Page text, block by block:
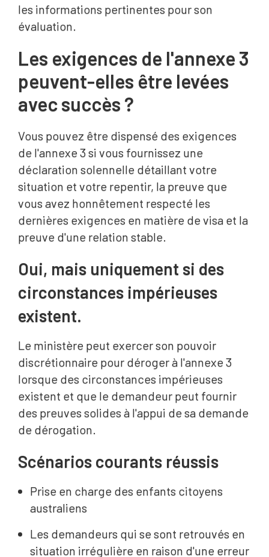
les informations pertinentes pour son
évaluation.
Les exigences de l'annexe 3
peuvent-elles être levées
avec succès ?
Vous pouvez être dispensé des exigences
de l'annexe 3 si vous fournissez une
déclaration solennelle détaillant votre
situation et votre repentir, la preuve que
vous avez honnêtement respecté les
dernières exigences en matière de visa et la
preuve d'une relation stable.
Oui, mais uniquement si des
circonstances impérieuses
existent.
Le ministère peut exercer son pouvoir
discrétionnaire pour déroger à l'annexe 3
lorsque des circonstances impérieuses
existent et que le demandeur peut fournir
des preuves solides à l'appui de sa demande
de dérogation.
Scénarios courants réussis
Prise en charge des enfants citoyens
australiens
Les demandeurs qui se sont retrouvés en
situation irrégulière en raison d'une erreur